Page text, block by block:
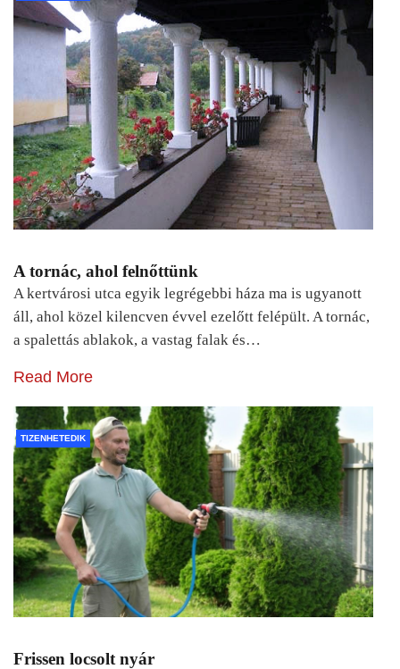
A tornác, ahol felnőttünk
A kertvárosi utca egyik legrégebbi háza ma is ugyanott
áll, ahol közel kilencven évvel ezelőtt felépült. A tornác,
a spalettás ablakok, a vastag falak és…
Read More
TIZENHETEDIK
Frissen locsolt nyár